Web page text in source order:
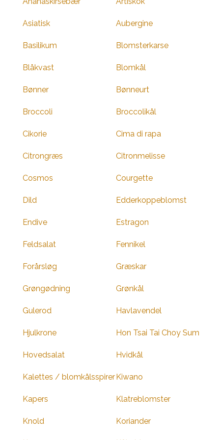
Asiatisk Aubergine
Basilikum Blomsterkarse
Blåkvast Blomkål
Bønner Bønneurt
Broccoli Broccolikål
Cikorie Cima di rapa
Citrongræs Citronmelisse
Cosmos Courgette
Dild Edderkoppeblomst
Endive Estragon
Feldsalat Fennikel
Forårsløg Græskar
Grøngødning Grønkål
Gulerod Havlavendel
Hjulkrone Hon Tsai Tai Choy Sum
Hovedsalat Hvidkål
Kalettes / blomkålsspirer Kiwano
Kapers Klatreblomster
Knold Koriander